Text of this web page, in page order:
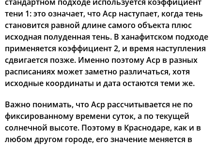
тени 1: это означает, что Аср наступает, когда тень
становится равной длине самого объекта плюс
исходная полуденная тень. В ханафитском подходе
применяется коэффициент 2, и время наступления
сдвигается позже. Именно поэтому Аср в разных
расписаниях может заметно различаться, хотя
исходные координаты и дата остаются теми же.
Важно понимать, что Аср рассчитывается не по
фиксированному времени суток, а по текущей
солнечной высоте. Поэтому в Краснодаре, как и в
любом другом городе, его значение меняется в